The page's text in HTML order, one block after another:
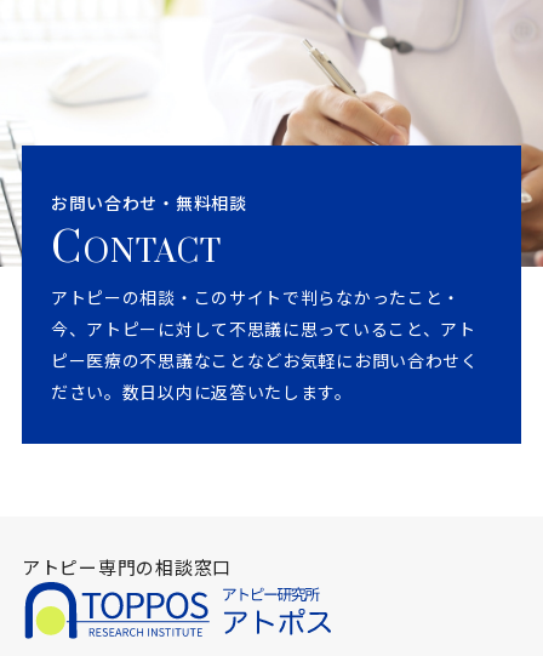
お問い合わせ・無料相談
CONTACT
アトピーの相談・このサイトで判らなかったこと・
今、アトピーに対して不思議に思っていること、アト
ピー医療の不思議なことなどお気軽にお問い合わせく
ださい。数日以内に返答いたします。
アトピー専門の相談窓口